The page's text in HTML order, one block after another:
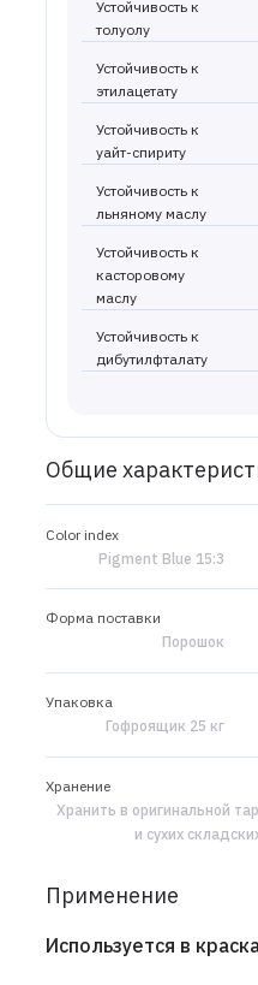
Устойчивость к
толуолу
Устойчивость к
этилацетату
Устойчивость к
уайт-спириту
Устойчивость к
льняному маслу
Устойчивость к
касторовому
маслу
Устойчивость к
дибутилфталату
Общие
Color index
Pigment Blue 15:3
Форма поставки
Порошок
Упаковка
Гофроящик 25 кг
Хранение
Хранить в оригинальной
и сухих
Применение
Используется в